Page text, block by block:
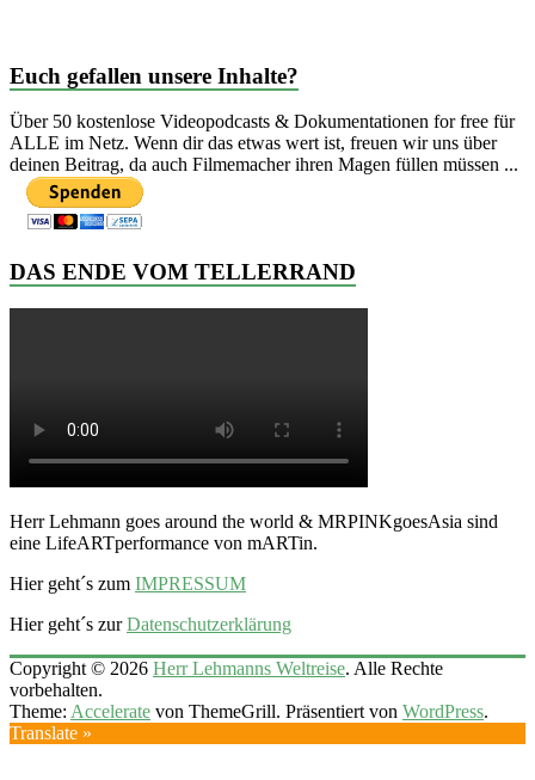
Euch gefallen unsere Inhalte?
Über 50 kostenlose Videopodcasts & Dokumentationen for free für
ALLE im Netz. Wenn dir das etwas wert ist, freuen wir uns über
deinen Beitrag, da auch Filmemacher ihren Magen füllen müssen ...
DAS ENDE VOM TELLERRAND
Herr Lehmann goes around the world & MRPINKgoesAsia sind
eine LifeARTperformance von mARTin.
Hier geht´s zum IMPRESSUM
Hier geht´s zurDatenschutzerklärung
Copyright © 2026 Herr Lehmanns Weltreise. Alle Rechte
vorbehalten.
Theme: Accelerate von ThemeGrill. Präsentiert von WordPress.
Translate »